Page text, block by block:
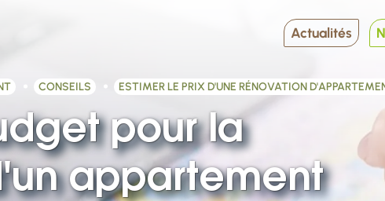
Actualités
CONSEILS ESTIMER LE PRIX D'UNE RÉNOVATION
pour la
appartement